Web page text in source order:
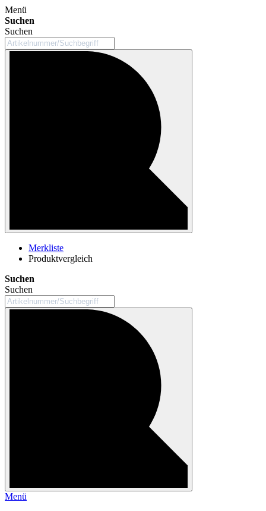
Menü
Suchen
Suchen
Merkliste
Produktvergleich
Suchen
Suchen
Menü